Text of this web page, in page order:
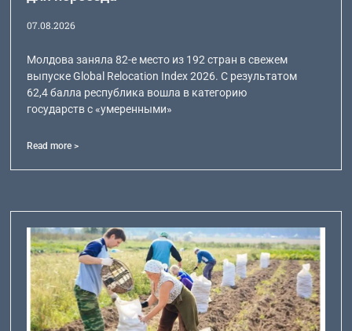
07.08.2026
Молдова заняла 82-е место из 192 стран в свежем
выпуске Global Relocation Index 2026. С результатом
62,4 балла республика вошла в категорию
государств с «умеренными»
Read more >